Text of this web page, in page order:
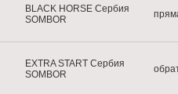
BLACK HORSE Сербия
SOMBOR
EXTRA START Сербия
SOMBOR